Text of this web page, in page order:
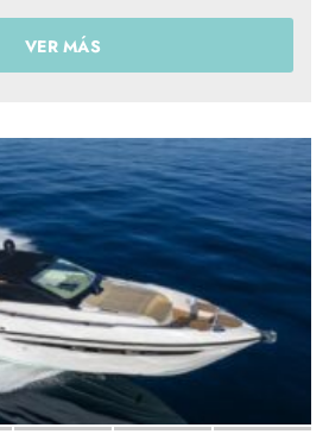
VER MÁS